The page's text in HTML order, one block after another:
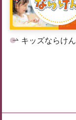
キッズならけん